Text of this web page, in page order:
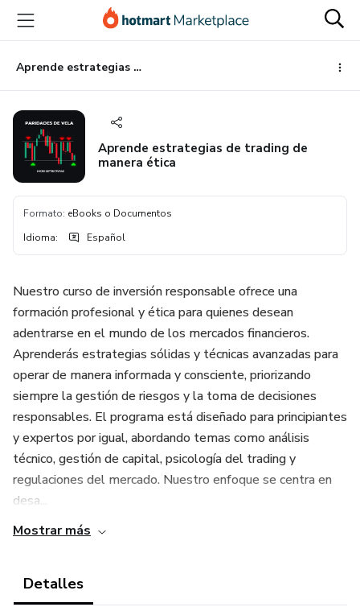
principal
página
de
página
Aprende estrategias de trading de manera ética
Aprende estrategias de trading de
manera ética
Formato: eBooks o Documentos
Idioma: Español
Nuestro curso de inversión responsable ofrece una
formación profesional y ética para quienes desean
adentrarse en el mundo de los mercados financieros.
Aprenderás estrategias sólidas y técnicas avanzadas para
operar de manera informada y consciente, priorizando
siempre la gestión de riesgos y la toma de decisiones
responsables. El programa está diseñado para principiantes
y expertos por igual, abordando temas como análisis
técnico, gestión de capital, psicología del trading y
regulaciones del mercado. Nuestro enfoque se centra en
desa...
Mostrar más
Detalles